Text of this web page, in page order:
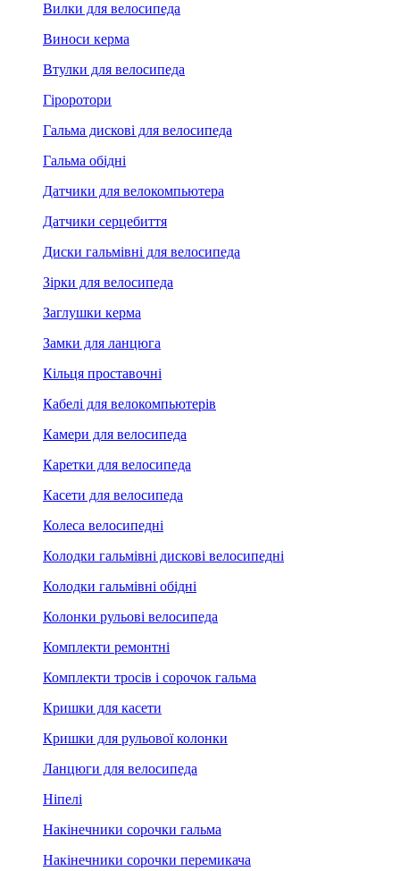
Вилки для велосипеда
Виноси керма
Втулки для велосипеда
Гіроротори
Гальма дискові для велосипеда
Гальма обідні
Датчики для велокомпьютера
Датчики серцебиття
Диски гальмівні для велосипеда
Зірки для велосипеда
Заглушки керма
Замки для ланцюга
Кільця проставочні
Кабелі для велокомпьютерів
Камери для велосипеда
Каретки для велосипеда
Касети для велосипеда
Колеса велосипедні
Колодки гальмівні дискові велосипедні
Колодки гальмівні обідні
Колонки рульові велосипеда
Комплекти ремонтні
Комплекти тросів і сорочок гальма
Кришки для касети
Кришки для рульової колонки
Ланцюги для велосипеда
Ніпелі
Накінечники сорочки гальма
Накінечники сорочки перемикача